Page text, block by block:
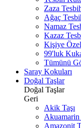
Zaza
Ağaç
Namaz
Kazaz
Kişiye
99'luk
Tümünü
Saray Kokuları
Doğal Taşlar
Doğal Taşlar
Geri
Akik Taşı
Akuamarin
Amazonit